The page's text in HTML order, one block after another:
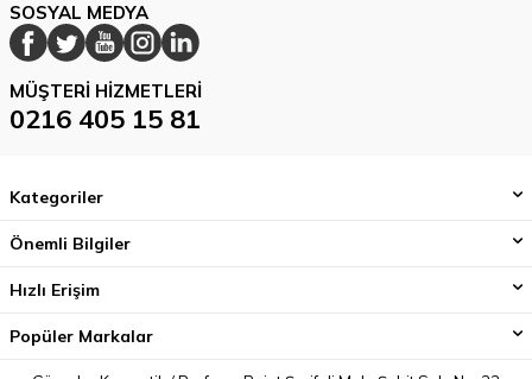
SOSYAL MEDYA
MÜŞTERI HIZMETLERI
0216 405 15 81
Kategoriler
Önemli Bilgiler
Hızlı Erişim
Popüler Markalar